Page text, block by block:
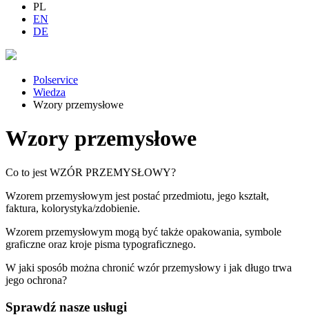
PL
EN
DE
Polservice
Wiedza
Wzory przemysłowe
Wzory przemysłowe
Co to jest WZÓR PRZEMYSŁOWY?
Wzorem przemysłowym jest postać przedmiotu, jego kształt,
faktura, kolorystyka/zdobienie.
Wzorem przemysłowym mogą być także opakowania, symbole
graficzne oraz kroje pisma typograficznego.
W jaki sposób można chronić wzór przemysłowy i jak długo trwa
jego ochrona?
Sprawdź nasze usługi